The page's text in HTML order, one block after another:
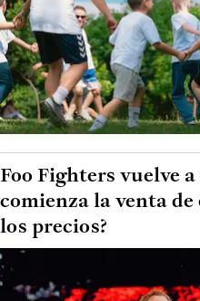
Foo Fighters vuelve
comienza la venta
los precios?